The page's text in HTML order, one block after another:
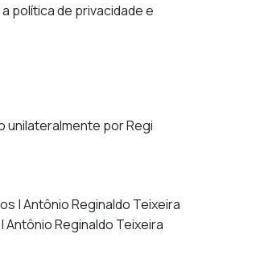
política de privacidade e
unilateralmente por Regi
| Antônio Reginaldo Teixeira
Reginaldo Teixeira